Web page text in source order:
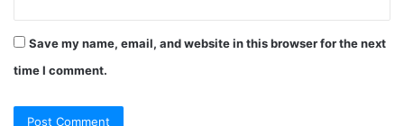
Save my name, email, and website in this browser for the next
time I comment.